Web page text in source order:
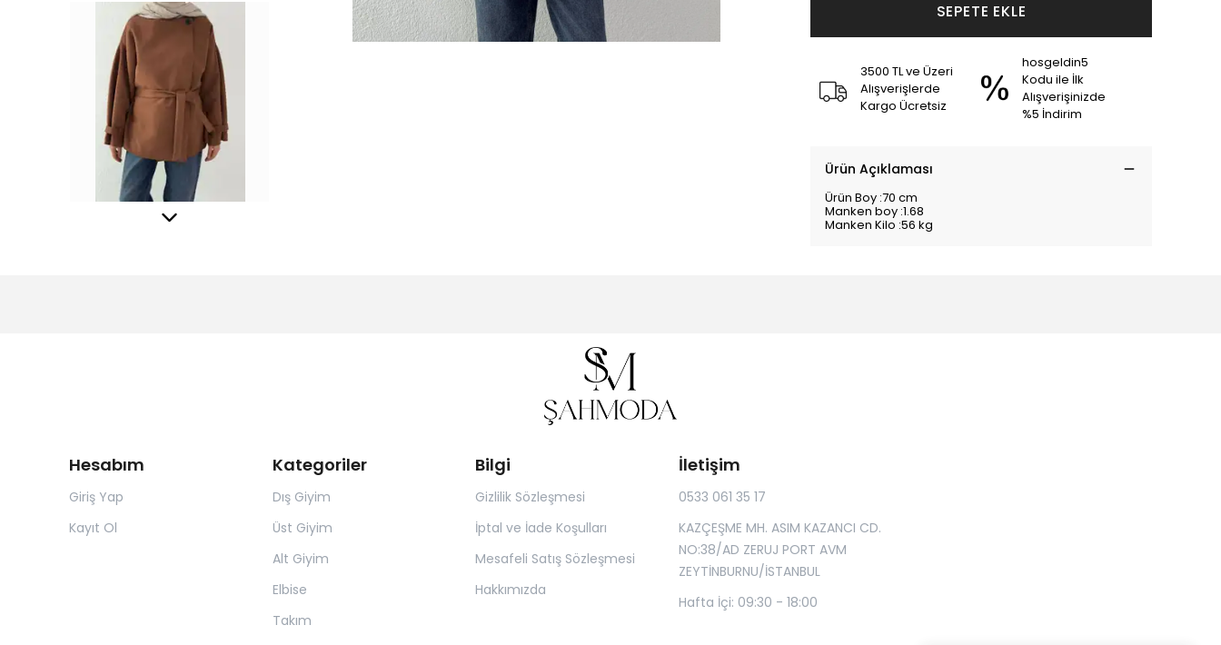
SEPETE EKLE
3500 TL ve Üzeri
Alışverişlerde
Kargo Ücretsiz
hosgeldin5
Kodu ile İlk
Alışverişinizde
%5 İndirim
Ürün Açıklaması
Ürün Boy :70 cm
Manken boy :1.68
Manken Kilo :56 kg
Hesabım
Giriş Yap
Kayıt Ol
Kategoriler
Dış Giyim
Üst Giyim
Alt Giyim
Elbise
Takım
Bilgi
Gizlilik Sözleşmesi
İptal ve İade Koşulları
Mesafeli Satış Sözleşmesi
Hakkımızda
İletişim
0533 061 35 17
KAZÇEŞME MH. ASIM KAZANCI CD.
NO:38/AD ZERUJ PORT AVM
ZEYTİNBURNU/İSTANBUL
Hafta İçi: 09:30 - 18:00